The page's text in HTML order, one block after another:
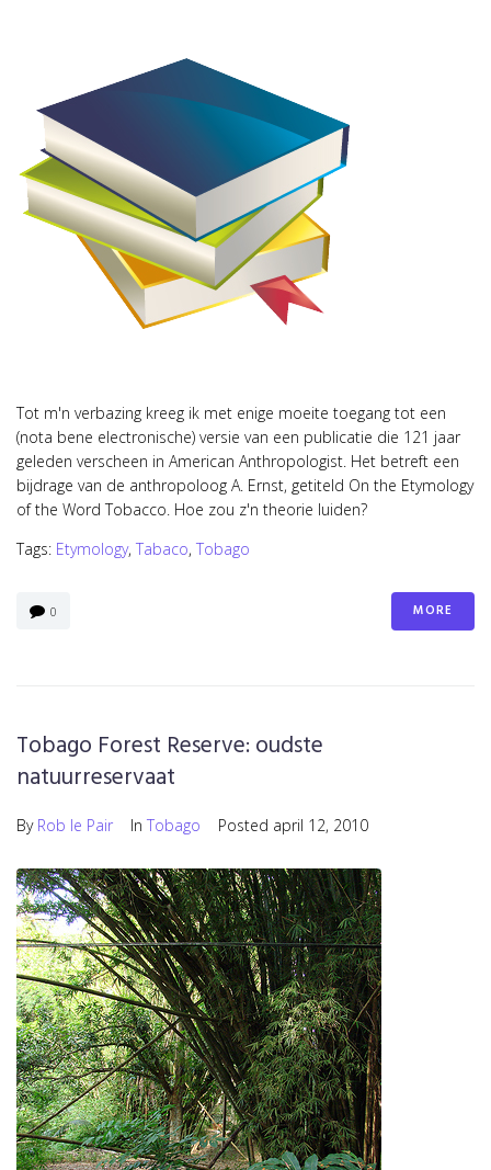
Tot m'n verbazing kreeg ik met enige moeite toegang tot een
(nota bene electronische) versie van een publicatie die 121 jaar
geleden verscheen in American Anthropologist. Het betreft een
bijdrage van de anthropoloog A. Ernst, getiteld On the Etymology
of the Word Tobacco. Hoe zou z'n theorie luiden?
Tags: Etymology, Tabaco, Tobago
0 MORE
Tobago Forest Reserve: oudste
natuurreservaat
By Rob le Pair In Tobago Posted april 12, 2010